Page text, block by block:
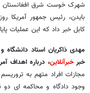
بایدن، رئیس جمهور آمریکا
کابل خبر داد که این عملیات
مهدی ذاکریان استاد
خبرخبرآنلاین، درباره اهداف
مجازات افراد متهم به
وجود دادگاه و محاکمه ای